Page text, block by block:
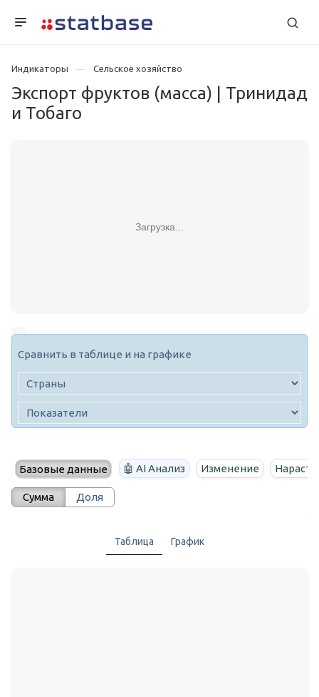
Индикаторы Сельское хозяйство
Экспорт фруктов (масса) | Тринидад
и Тобаго
Загрузка...
Сравнить в таблице и на графике
Базовые данные 🤖 AI Анализ Изменение
Сумма Доля
Таблица График